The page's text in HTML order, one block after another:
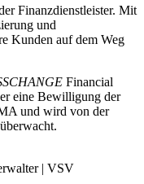
Finanzdienstleister. Mit
und
Kunden auf dem Weg
Financial
eine Bewilligung der
und wird von der